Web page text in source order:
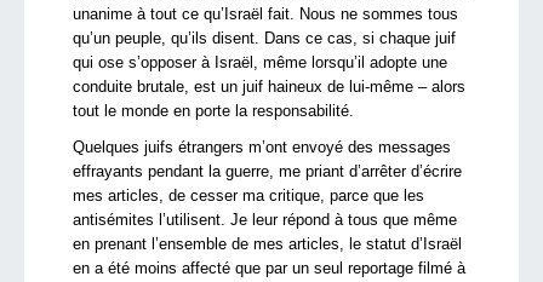
unanime à tout ce qu’Israël fait. Nous ne sommes tous
qu’un peuple, qu’ils disent. Dans ce cas, si chaque juif
qui ose s’opposer à Israël, même lorsqu’il adopte une
conduite brutale, est un juif haineux de lui-même – alors
tout le monde en porte la responsabilité.
Quelques juifs étrangers m’ont envoyé des messages
effrayants pendant la guerre, me priant d’arrêter d’écrire
mes articles, de cesser ma critique, parce que les
antisémites l’utilisent. Je leur répond à tous que même
en prenant l’ensemble de mes articles, le statut d’Israël
en a été moins affecté que par un seul reportage filmé à